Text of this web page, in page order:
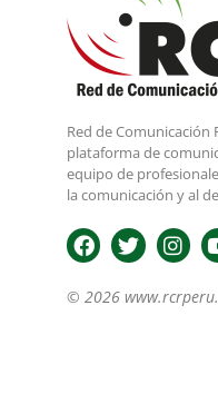
Red de Comunicación
plataforma de
equipo de
la comunicación y al
© 2026